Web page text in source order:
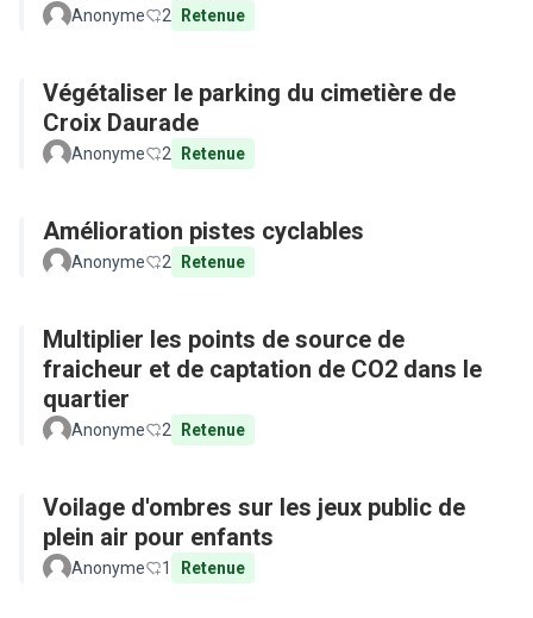
Anonyme 2 Retenue
Végétaliser le parking du cimetière de
Croix Daurade
Anonyme 2 Retenue
Amélioration pistes cyclables
Anonyme 2 Retenue
Multiplier les points de source de
fraicheur et de captation de CO2 dans le
quartier
Anonyme 2 Retenue
Voilage d'ombres sur les jeux public de
plein air pour enfants
Anonyme 1 Retenue